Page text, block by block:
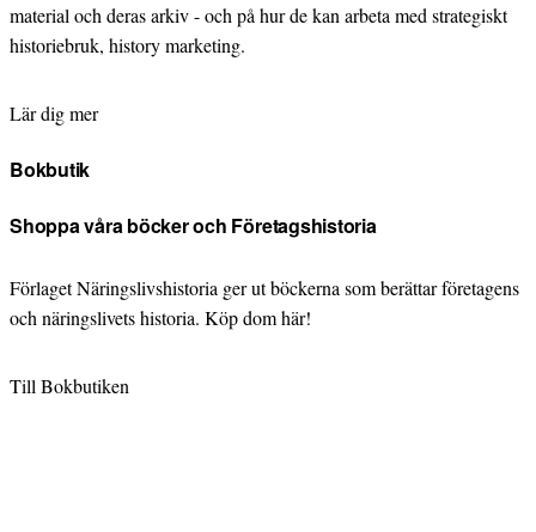
material och deras arkiv - och på hur de kan arbeta med strategiskt
historiebruk, history marketing.
Lär dig mer
Bokbutik
Shoppa våra böcker och Företagshistoria
Förlaget Näringslivshistoria ger ut böckerna som berättar företagens
och näringslivets historia. Köp dom här!
Till Bokbutiken